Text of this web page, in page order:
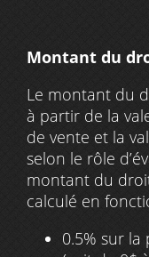
Montant du
Le montant du
à partir de la
de vente et la
selon le rôle
montant du
calculé en
0.5% sur